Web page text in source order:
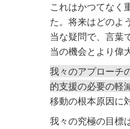
これはかつてなく
た。将来はどのよ
当な疑問で、言葉
当の機会とより偉
我々のアプローチ
的支援の必要の軽
移動の根本原因に
我々の究極の目標